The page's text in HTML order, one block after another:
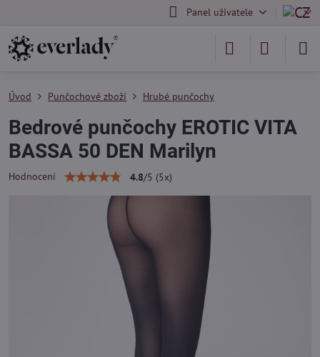
Panel uživatele
Úvod Punčochové zboží Hrubé punčochy
Bedrové punčochy EROTIC VITA
BASSA 50 DEN Marilyn
Hodnocení 4.8/5 (5x)